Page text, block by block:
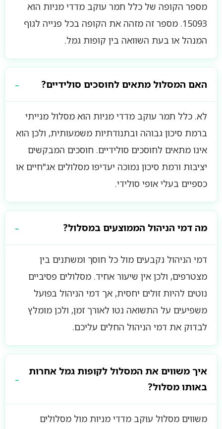
מספר הקופה של כלל תמר עוקב מדדי מניות הוא
15093. מספר זה מזהה את הקופה בכל פנייה לגוף
המנהל או בעת השוואה בין קופות גמל.
האם המסלול מתאים לחוסכים סולידיים?
לא. כלל תמר עוקב מדדי מניות הוא מסלול מנייתי
ברמת סיכון גבוהה ובתנודתיות משמעותית, ולכן הוא
אינו מתאים לחוסכים סולידיים. חוסכים המבקשים
יציבות ורמת סיכון נמוכה יעדיפו מסלולים אג"חיים או
כספיים בעלי אופי סולידי.
מה דמי הניהול הממוצעים במסלול?
דמי הניהול נקבעים מול כל חוסך ומשתנים בין
מצטרפים, ולכן אין שיעור אחיד. מסלולים פסיביים
נוטים להיות זולים יחסית, אך דמי הניהול בפועל
משפיעים על התשואה נטו לאורך זמן, ולכן מומלץ
לבדוק את דמי הניהול החלים עליכם.
איך משווים את המסלול לקופות גמל אחרות
באותו מסלול?
משווים מסלול עוקב מדדי מניות מול מסלולים